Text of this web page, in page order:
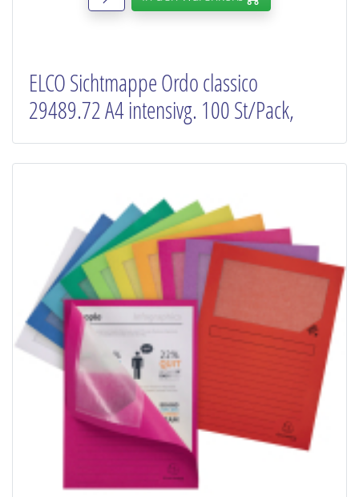
ELCO Sichtmappe Ordo classico
29489.72 A4 intensivg. 100 St/Pack,